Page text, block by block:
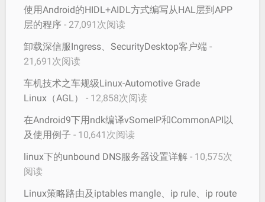
使用Android的HIDL+AIDL方式编写从HAL层到APP
层的程序 - 27,091次阅读
卸载深信服Ingress、SecurityDesktop客户端 -
21,691次阅读
车机技术之车规级Linux-Automotive Grade
Linux（AGL）
- 12,858次阅读
在Android9下用ndk编译vSomeIP和CommonAPI以
及使用例子 - 10,641次阅读
linux下的unbound DNS服务器设置详解 - 10,575次
阅读
Linux策略路由及iptables mangle、ip rule、ip route